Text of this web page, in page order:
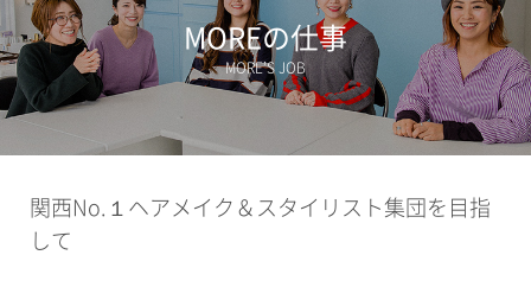
MOREの仕事
MORE’S JOB
関西No.１ヘアメイク＆スタイリスト集団を目指
して